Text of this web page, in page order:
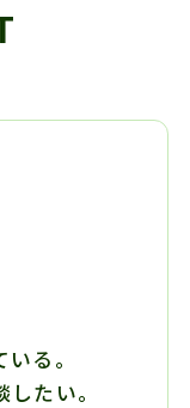
る。
たい。